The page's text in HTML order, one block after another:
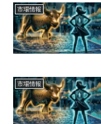
市場情報
市場情報